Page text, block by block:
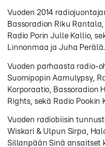
Vuoden 2014
Bassoradion Riku
Radio Porin Julle Kallio,
Linnonmaa ja Juha Perälä.
Vuoden parhaasta radio-
Suomipopin Aamulypsy,
Korporaatio, Bassoradion
Rights, sekä Radio Pookin
Vuoden radiobiisin
Wiskari & Ulpun Sirpa,
Sillanpään Sinä ansaitset